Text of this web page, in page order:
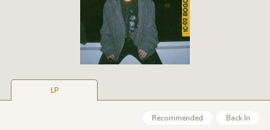
LP
Recommended Back In